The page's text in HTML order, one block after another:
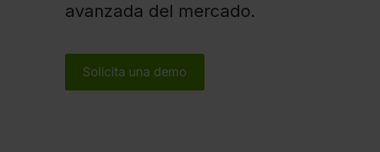
avanzada del mercado.
Solicita una demo